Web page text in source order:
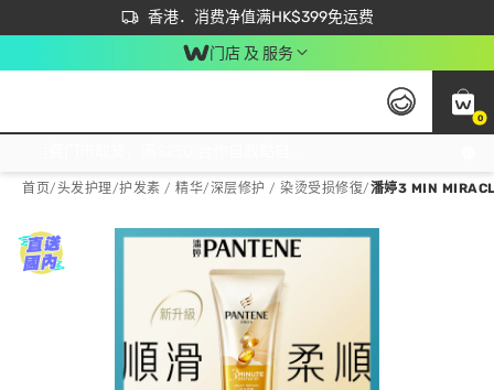
香港．消费净值满HK$399免运费
立即成为易赏钱会员尽享独家优惠
首次APP下单买满$450 输入 NEWAPP 即减$50
门店 及 服务
0
首页/头发护理/护发素 / 精华/深层修护 / 染烫受损修復/潘婷3 MIN